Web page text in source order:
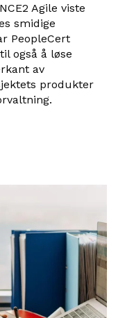
Agile viste
smidige
PeopleCert
også å løse
av
produkter